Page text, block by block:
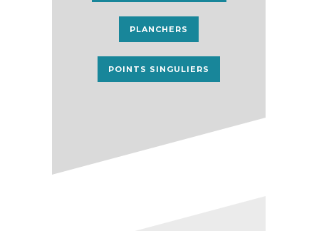
PLANCHERS
POINTS SINGULIERS